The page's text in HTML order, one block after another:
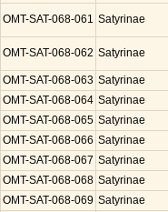
OMT-SAT-068-061 Satyrinae
OMT-SAT-068-062 Satyrinae
OMT-SAT-068-063 Satyrinae
OMT-SAT-068-064 Satyrinae
OMT-SAT-068-065 Satyrinae
OMT-SAT-068-066 Satyrinae
OMT-SAT-068-067 Satyrinae
OMT-SAT-068-068 Satyrinae
OMT-SAT-068-069 Satyrinae